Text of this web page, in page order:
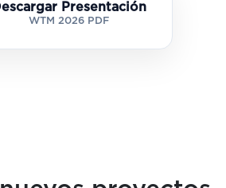
Presentación
WTM 2026 PDF